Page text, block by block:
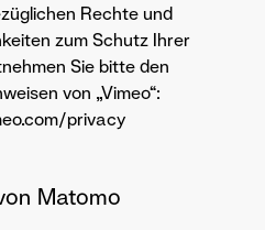
Rechte und
zum Schutz Ihrer
Sie bitte den
von „Vimeo“:
privacy
Matomo